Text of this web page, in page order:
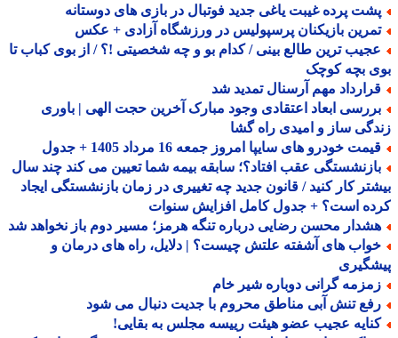
پرده غیبت یاغی جدید فوتبال در بازی های دوستانه
بازیکنان پرسپولیس در ورزشگاه آزادی + عکس
ترین طالع بینی / کدام بو و چه شخصیتی !؟ / از بوی کباب تا
بچه کوچک
مهم آرسنال تمدید شد
ابعاد اعتقادی وجود مبارک آخرین حجت الهی | باوری
ساز و امیدی راه گشا
خودرو های سایپا امروز جمعه 16 مرداد 1405 + جدول
عقب افتاد؟؛ سابقه بیمه شما تعیین می کند چند سال
کار کنید / قانون جدید چه تغییری در زمان بازنشستگی ایجاد
است؟ + جدول کامل افزایش سنوات
محسن رضایی درباره تنگه هرمز؛ مسیر دوم باز نخواهد شد
های آشفته علتش چیست؟ | دلایل، راه های درمان و
گرانی دوباره شیر خام
تنش آبی مناطق محروم با جدیت دنبال می شود
عجیب عضو هیئت رییسه مجلس به بقایی!